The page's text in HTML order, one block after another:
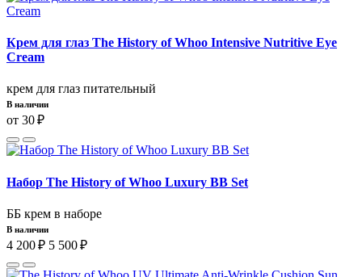
Крем для глаз The History of Whoo Intensive Nutritive Eye
Cream
крем для глаз питательный
В наличии
от 30 ₽
Набор The History of Whoo Luxury BB Set
ББ крем в наборе
В наличии
4 200 ₽ 5 500 ₽